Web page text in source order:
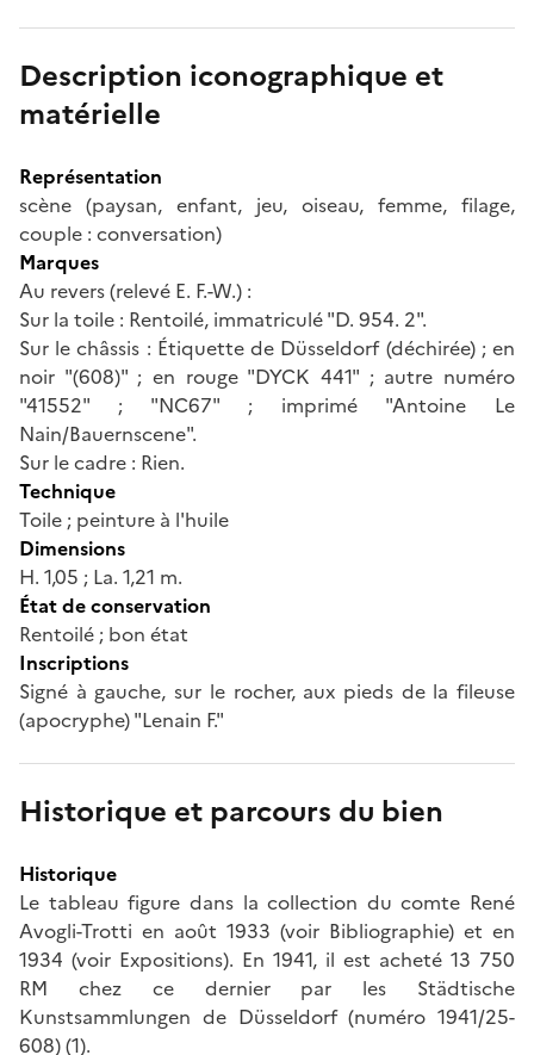
Description iconographique et
matérielle
Représentation
scène (paysan, enfant, jeu, oiseau, femme, filage,
couple : conversation)
Marques
Au revers (relevé E. F.-W.) :
Sur la toile : Rentoilé, immatriculé "D. 954. 2".
Sur le châssis : Étiquette de Düsseldorf (déchirée) ; en
noir "(608)" ; en rouge "DYCK 441" ; autre numéro
"41552" ; "NC67" ; imprimé "Antoine Le
Nain/Bauernscene".
Sur le cadre : Rien.
Technique
Toile ; peinture à l'huile
Dimensions
H. 1,05 ; La. 1,21 m.
État de conservation
Rentoilé ; bon état
Inscriptions
Signé à gauche, sur le rocher, aux pieds de la fileuse
(apocryphe) "Lenain F."
Historique et parcours du bien
Historique
Le tableau figure dans la collection du comte René
Avogli-Trotti en août 1933 (voir Bibliographie) et en
1934 (voir Expositions). En 1941, il est acheté 13 750
RM chez ce dernier par les Städtische
Kunstsammlungen de Düsseldorf (numéro 1941/25-
608) (1).